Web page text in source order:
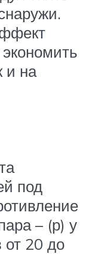
и на
под
– (р) у
от 20 до